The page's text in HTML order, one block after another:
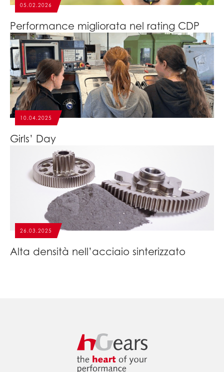
05.02.2026
Performance migliorata nel rating CDP
10.04.2025
Girls’ Day
26.03.2025
Alta densità nell’acciaio sinterizzato